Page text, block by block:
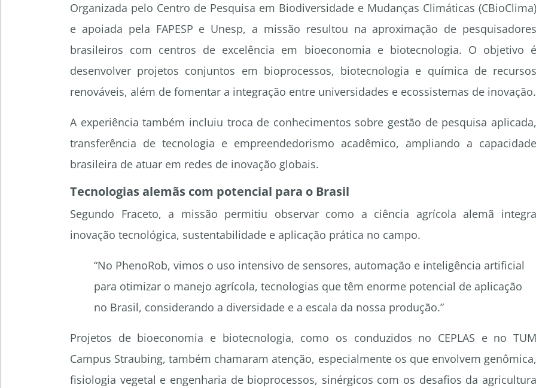
Organizada pelo Centro de Pesquisa em Biodiversidade e Mudanças Climáticas (CBioClima)
e apoiada pela FAPESP e Unesp, a missão resultou na aproximação de pesquisadores
brasileiros com centros de excelência em bioeconomia e biotecnologia. O objetivo é
desenvolver projetos conjuntos em bioprocessos, biotecnologia e química de recursos
renováveis, além de fomentar a integração entre universidades e ecossistemas de inovação.
A experiência também incluiu troca de conhecimentos sobre gestão de pesquisa aplicada,
transferência de tecnologia e empreendedorismo acadêmico, ampliando a capacidade
brasileira de atuar em redes de inovação globais.
Tecnologias alemãs com potencial para o Brasil
Segundo Fraceto, a missão permitiu observar como a ciência agrícola alemã integra
inovação tecnológica, sustentabilidade e aplicação prática no campo.
“No PhenoRob, vimos o uso intensivo de sensores, automação e inteligência artificial
para otimizar o manejo agrícola, tecnologias que têm enorme potencial de aplicação
no Brasil, considerando a diversidade e a escala da nossa produção.”
Projetos de bioeconomia e biotecnologia, como os conduzidos no CEPLAS e no TUM
Campus Straubing, também chamaram atenção, especialmente os que envolvem genômica,
fisiologia vegetal e engenharia de bioprocessos, sinérgicos com os desafios da agricultura